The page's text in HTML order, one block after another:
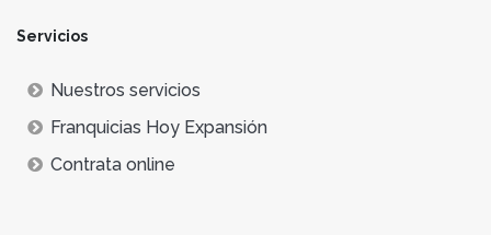
Servicios
Nuestros servicios
Franquicias Hoy Expansión
Contrata online